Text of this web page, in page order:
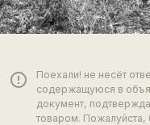
error_outline
Поехали! не несёт
содержащуюся в
документ,
товаром. Пожалуйста,